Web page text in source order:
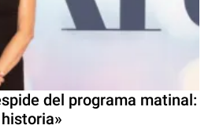
del programa matinal: